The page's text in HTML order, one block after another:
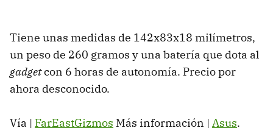
Tiene unas medidas de 142x83x18 milímetros,
un peso de 260 gramos y una batería que dota al
gadgetcon 6 horas de autonomía. Precio por
ahora desconocido.
Vía | FarEastGizmos Más información | Asus.